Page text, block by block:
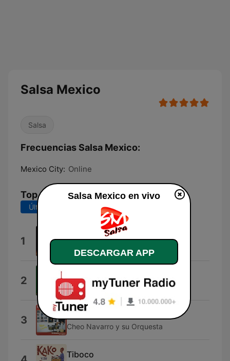
Salsa Mexico
Salsa
Frecuencias Salsa Mexico:
Mexico City: Online
Top Canciones
Últimos 7 días Últimos 30 días
1 Tabaco Con Metales
2 Mickey Cora y Orquesta Cabala
3 Guarara
Cheo Navarro y su Orquesta
Tiboco
Salsa Mexico en vivo
DESCARGAR APP